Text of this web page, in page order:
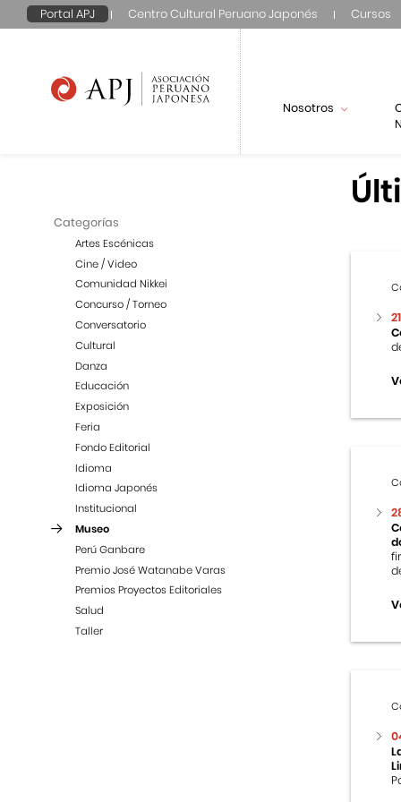
Portal APJ Centro Cultural Peruano Japonés Cursos
Nosotros
Categorías
Artes Escénicas
Cine / Video
Comunidad Nikkei
Concurso / Torneo
Conversatorio
Cultural
Danza
Educación
Exposición
Feria
Fondo Editorial
Idioma
Idioma Japonés
Institucional
Museo
Perú Ganbare
Premio José Watanabe Varas
Premios Proyectos Editoriales
Salud
Taller